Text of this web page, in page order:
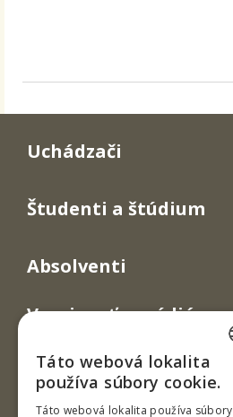
Uchádzači
Študenti a štúdium
Absolventi
Verejnosť a médiá
Táto webová lokalita
používa súbory cookie.
Táto webová lokalita používa súbory